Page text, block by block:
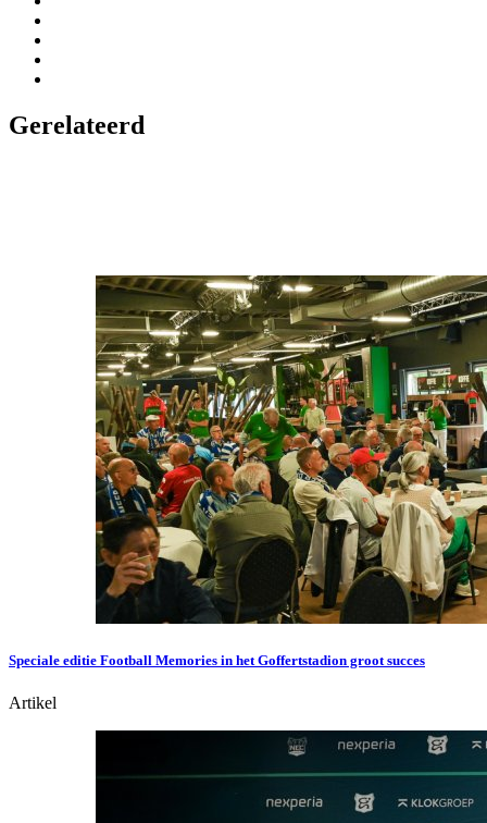
Gerelateerd
Speciale editie Football Memories in het Goffertstadion groot succes
Artikel